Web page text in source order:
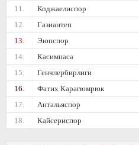
11.
Коджаелиспор
12.
Газиантеп
13.
Эюпспор
14.
Касимпаса
15.
Генчлербирлиги
16.
Фатих Карагюмрюк
17.
Антальяспор
18.
Кайсериспор